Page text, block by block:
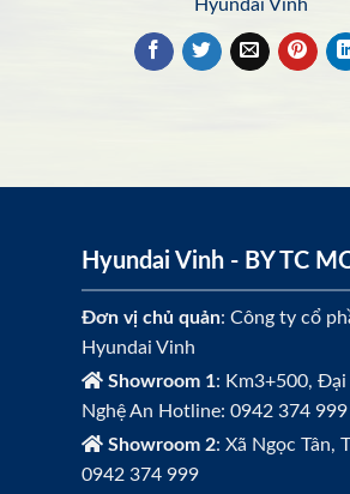
Hyundai Vinh
Hyundai Vinh - BY TC
Đơn vị chủ quản: Công ty cổ
Hyundai Vinh
Showroom 1: Km3+500,
Nghệ An Hotline: 0942 374 999
Showroom 2: Xã Ngọc Tân,
0942 374 999